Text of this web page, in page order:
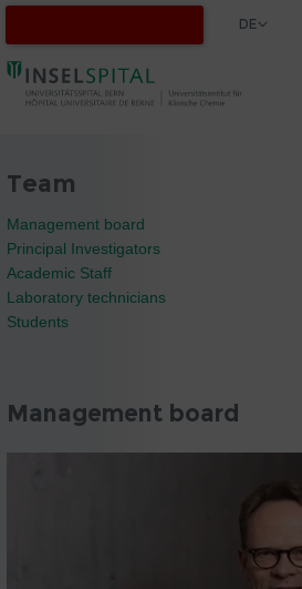
DE
Team
Management board
Principal Investigators
Academic Staff
Laboratory technicians
Students
Management board